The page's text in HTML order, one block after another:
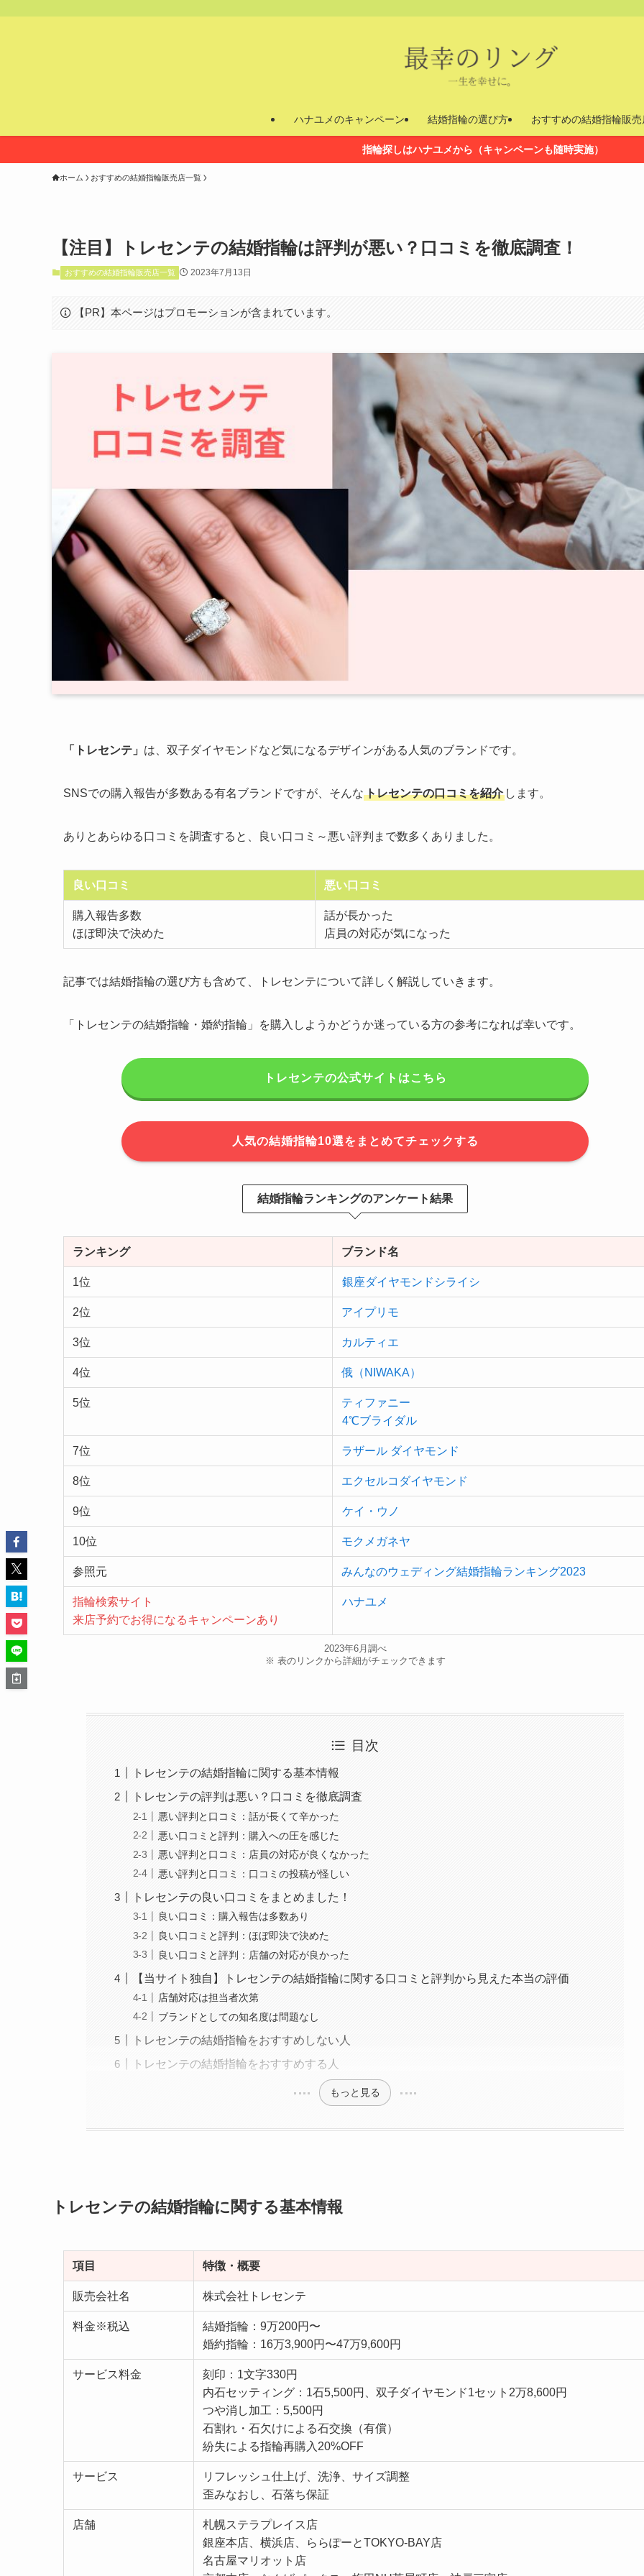
ハナユメのキャンペーン 結婚指輪の選び方 おすすめの結婚指輪販
指輪探しはハナユメから（キャンペーンも随時実施）
ホーム おすすめの結婚指輪販売店一覧
【注目】トレセンテの結婚指輪は評判が悪い？口コミを徹底調査！
おすすめの結婚指輪販売店一覧 2023年7月13日
【PR】本ページはプロモーションが含まれています。
「トレセンテ」 は、双子ダイヤモンドなど気になるデザインがある人気のブランドです。
SNSでの購入報告が多数ある有名ブランドですが、そんなトレセンテの口コミを紹介 します。
ありとあらゆる口コミを調査すると、良い口コミ～悪い評判まで数多くありました。
良い口コミ 悪い口コミ
購入報告多数
ほぼ即決で決めた
話が長かった
店員の対応が気になった
記事では結婚指輪の選び方も含めて、トレセンテについて詳しく解説していきます。
「トレセンテの結婚指輪・婚約指輪」を購入しようかどうか迷っている方の参考になれば幸いです。
トレセンテの公式サイトはこちら
人気の結婚指輪10選をまとめてチェックする
結婚指輪ランキングのアンケート結果
ランキング ブランド名
1位 銀座ダイヤモンドシライシ
2位 アイプリモ
3位 カルティエ
4位 俄（NIWAKA）
5位
ティファニー
4℃ブライダル
7位 ラザール ダイヤモンド
8位 エクセルコダイヤモンド
9位 ケイ・ウノ
10位 モクメガネヤ
参照元 みんなのウェディング結婚指輪ランキング2023
指輪検索サイト
来店予約でお得になるキャンペーンあり
ハナユメ
2023年6月調べ
※ 表のリンクから詳細がチェックできます
目次
トレセンテの結婚指輪に関する基本情報
トレセンテの評判は悪い？口コミを徹底調査
悪い評判と口コミ：話が長くて辛かった
悪い口コミと評判：購入への圧を感じた
悪い評判と口コミ：店員の対応が良くなかった
悪い評判と口コミ：口コミの投稿が怪しい
トレセンテの良い口コミをまとめました！
良い口コミ：購入報告は多数あり
良い口コミと評判：ほぼ即決で決めた
良い口コミと評判：店舗の対応が良かった
【当サイト独自】トレセンテの結婚指輪に関する口コミと評判から見えた本当の評価
店舗対応は担当者次第
ブランドとしての知名度は問題なし
トレセンテの結婚指輪をおすすめしない人
トレセンテの結婚指輪をおすすめする人
もっと見る
トレセンテの結婚指輪に関する基本情報
項目 特徴・概要
販売会社名 株式会社トレセンテ
料金※税込
結婚指輪：9万200円〜
婚約指輪：16万3,900円〜47万9,600円
サービス料金
刻印：1文字330円
内石セッティング：1石5,500円、双子ダイヤモンド1セット2万8,600円
つや消し加工：5,500円
石割れ・石欠けによる石交換（有償）
紛失による指輪再購入20%OFF
サービス
リフレッシュ仕上げ、洗浄、サイズ調整
歪みなおし、石落ち保証
店舗
札幌ステラプレイス店
銀座本店、横浜店、ららぽーとTOKYO-BAY店
名古屋マリオット店